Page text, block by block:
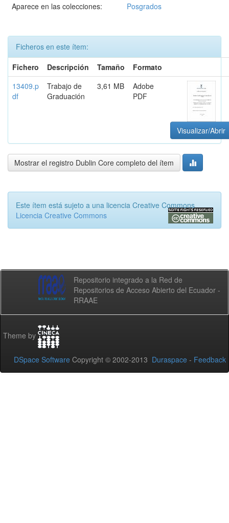
Aparece en las colecciones:
Posgrados
Ficheros en este ítem:
Fichero
Descripción Tamaño
Formato
13409.p
df
Trabajo de
Graduación
3,61 MB
Adobe
PDF
Visualizar/Abrir
Mostrar el registro Dublin Core completo del ítem
Este ítem está sujeto a una licencia Creative Commons
Licencia Creative Commons
Repositorio integrado a la Red de
Repositorios de Acceso Abierto del Ecuador -
RRAAE
Theme by
DSpace Software Copyright © 2002-2013 Duraspace - Feedback